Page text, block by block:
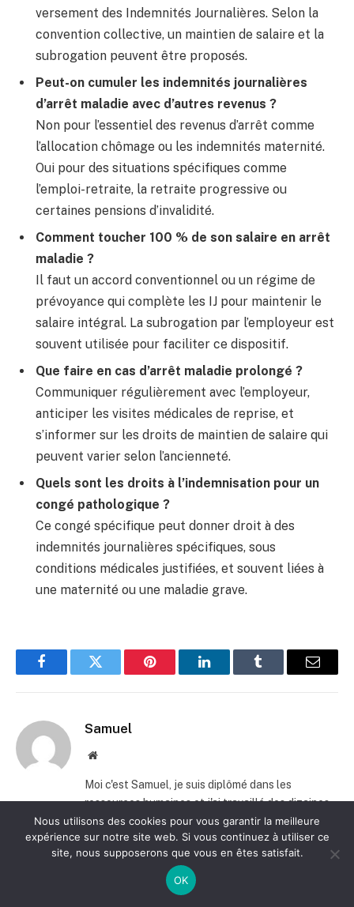
versement des Indemnités Journalières. Selon la
convention collective, un maintien de salaire et la
subrogation peuvent être proposés.
Peut-on cumuler les indemnités journalières
d’arrêt maladie avec d’autres revenus ?
Non pour l’essentiel des revenus d’arrêt comme
l’allocation chômage ou les indemnités maternité.
Oui pour des situations spécifiques comme
l’emploi-retraite, la retraite progressive ou
certaines pensions d’invalidité.
Comment toucher 100 % de son salaire en arrêt
maladie ?
Il faut un accord conventionnel ou un régime de
prévoyance qui complète les IJ pour maintenir le
salaire intégral. La subrogation par l’employeur est
souvent utilisée pour faciliter ce dispositif.
Que faire en cas d’arrêt maladie prolongé ?
Communiquer régulièrement avec l’employeur,
anticiper les visites médicales de reprise, et
s’informer sur les droits de maintien de salaire qui
peuvent varier selon l’ancienneté.
Quels sont les droits à l’indemnisation pour un
congé pathologique ?
Ce congé spécifique peut donner droit à des
indemnités journalières spécifiques, sous
conditions médicales justifiées, et souvent liées à
une maternité ou une maladie grave.
FacebookTwitter Pinterest LinkedInTumblr
E-
Samuel
Site
Moi c'est Samuel, je suis diplômé dans les
ressources humaines et j'ai travaillé des dizaines
d'années. J'ai créé ce blog pour vous aider à
avancer dans la vie professionnelle et dans la vie
privée !
Nous utilisons des cookies pour vous garantir la meilleure
expérience sur notre site web. Si vous continuez à utiliser ce
site, nous supposerons que vous en êtes satisfait.
OK